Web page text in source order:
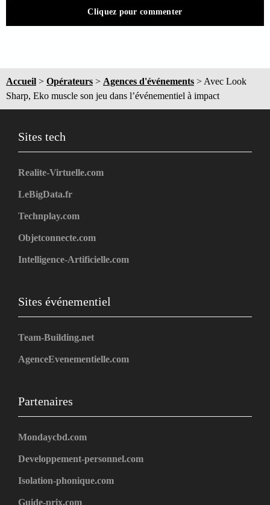
Cliquez pour commenter
Accueil > Opérateurs > Agences d'événements > Avec Look
Sharp, Eko muscle son jeu dans l’événementiel à impact
Sites tech
Realite-Virtuelle.com
LeBigData.fr
Technplay.com
Objetconnecte.com
Intelligence-Artificielle.com
Sites événementiel
Team-Building.net
AgenceEvenementielle.com
Partenaires
Mondaycbd.com
Developpement-personnel.com
Isolation-phonique.com
Guide-prix.com